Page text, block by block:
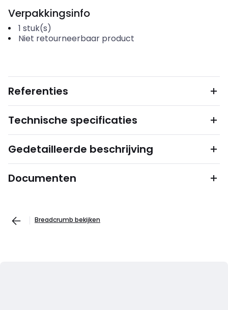
Verpakkingsinfo
1 stuk(s)
Niet retourneerbaar product
Referenties
Technische specificaties
Gedetailleerde beschrijving
Documenten
Breadcrumb bekijken